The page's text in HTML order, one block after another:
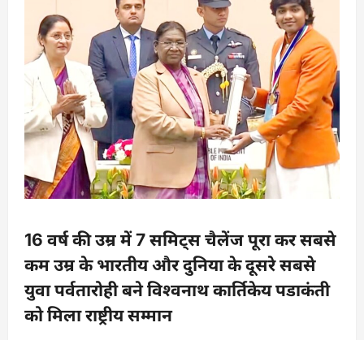
16 वर्ष की उम्र में 7 समिट्स चैलेंज पूरा कर सबसे
कम उम्र के भारतीय और दुनिया के दूसरे सबसे
युवा पर्वतारोही बने विश्वनाथ कार्तिकेय पडाकंती
को मिला राष्ट्रीय सम्मान